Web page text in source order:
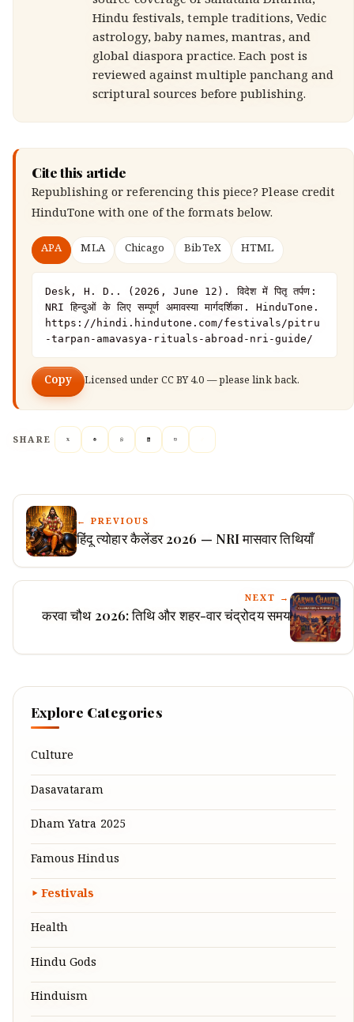
Hindu festivals, temple traditions, Vedic
astrology, baby names, mantras, and
global diaspora practice. Each post is
reviewed against multiple panchang and
scriptural sources before publishing.
Cite this article
Republishing or referencing this piece? Please credit
HinduTone with one of the formats below.
APA MLA Chicago BibTeX HTML
Desk, H. D.. (2026, June 12). विदेश में पितृ तर्पण:
NRI हिन्दुओं के लिए सम्पूर्ण अमावस्या मार्गदर्शिका. HinduTone.
https://hindi.hindutone.com/festivals/pitru
-tarpan-amavasya-rituals-abroad-nri-guide/
Copy Licensed under CC BY 4.0 — please link back.
SHARE
← PREVIOUS
हिंदू त्योहार कैलेंडर 2026 — NRI मासवार तिथियाँ
NEXT →
करवा चौथ 2026: तिथि और शहर-वार चंद्रोदय समय
Explore Categories
Culture
Dasavataram
Dham Yatra 2025
Famous Hindus
Festivals
Health
Hindu Gods
Hinduism